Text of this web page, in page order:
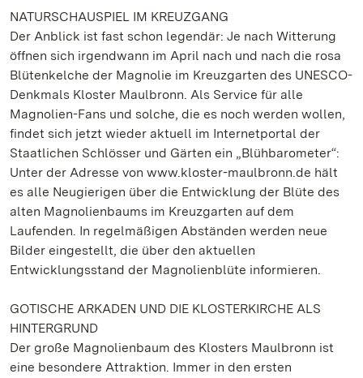
NATURSCHAUSPIEL IM KREUZGANG
Der Anblick ist fast schon legendär: Je nach Witterung
öffnen sich irgendwann im April nach und nach die rosa
Blütenkelche der Magnolie im Kreuzgarten des UNESCO-
Denkmals Kloster Maulbronn. Als Service für alle
Magnolien-Fans und solche, die es noch werden wollen,
findet sich jetzt wieder aktuell im Internetportal der
Staatlichen Schlösser und Gärten ein „Blühbarometer“:
Unter der Adresse von www.kloster-maulbronn.de hält
es alle Neugierigen über die Entwicklung der Blüte des
alten Magnolienbaums im Kreuzgarten auf dem
Laufenden. In regelmäßigen Abständen werden neue
Bilder eingestellt, die über den aktuellen
Entwicklungsstand der Magnolienblüte informieren.
GOTISCHE ARKADEN UND DIE KLOSTERKIRCHE ALS
HINTERGRUND
Der große Magnolienbaum des Klosters Maulbronn ist
eine besondere Attraktion. Immer in den ersten